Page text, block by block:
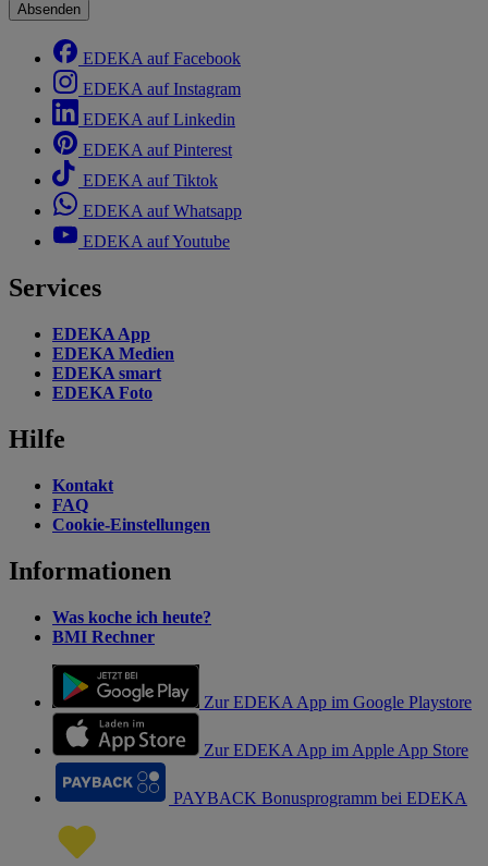
Absenden
EDEKA auf Facebook
EDEKA auf Instagram
EDEKA auf Linkedin
EDEKA auf Pinterest
EDEKA auf Tiktok
EDEKA auf Whatsapp
EDEKA auf Youtube
Services
EDEKA App
EDEKA Medien
EDEKA smart
EDEKA Foto
Hilfe
Kontakt
FAQ
Cookie-Einstellungen
Informationen
Was koche ich heute?
BMI Rechner
Zur EDEKA App im Google Playstore
Zur EDEKA App im Apple App Store
PAYBACK Bonusprogramm bei EDEKA